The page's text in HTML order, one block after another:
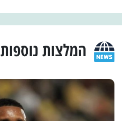
המלצות נוספות